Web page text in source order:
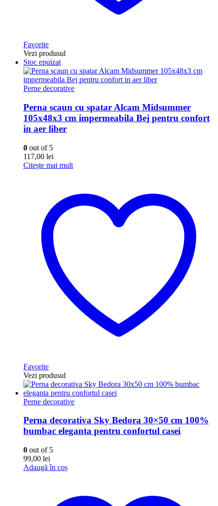
Favorite
Vezi produsul
Stoc epuizat
Perne decorative
Perna scaun cu spatar Alcam Midsummer
105x48x3 cm impermeabila Bej pentru confort
in aer liber
0 out of 5
117,00 lei
Citește mai mult
Favorite
Vezi produsul
Perne decorative
Perna decorativa Sky Bedora 30×50 cm 100%
bumbac eleganta pentru confortul casei
0 out of 5
99,00 lei
Adaugă în coș